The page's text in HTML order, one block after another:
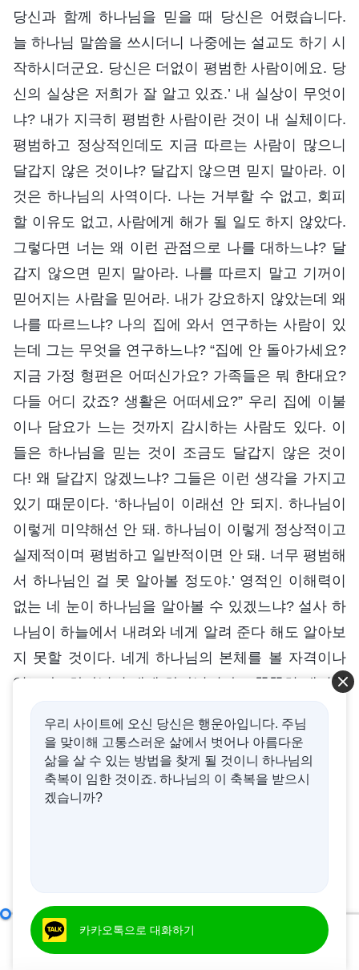
당신과 함께 하나님을 믿을 때 당신은 어렸습니다.
늘 하나님 말씀을 쓰시더니 나중에는 설교도 하기 시
작하시더군요. 당신은 더없이 평범한 사람이에요. 당
신의 실상은 저희가 잘 알고 있죠.’ 내 실상이 무엇이
냐? 내가 지극히 평범한 사람이란 것이 내 실체이다.
평범하고 정상적인데도 지금 따르는 사람이 많으니
달갑지 않은 것이냐? 달갑지 않으면 믿지 말아라. 이
것은 하나님의 사역이다. 나는 거부할 수 없고, 회피
할 이유도 없고, 사람에게 해가 될 일도 하지 않았다.
그렇다면 너는 왜 이런 관점으로 나를 대하느냐? 달
갑지 않으면 믿지 말아라. 나를 따르지 말고 기꺼이
믿어지는 사람을 믿어라. 내가 강요하지 않았는데 왜
나를 따르느냐? 나의 집에 와서 연구하는 사람이 있
는데 그는 무엇을 연구하느냐? “집에 안 돌아가세요?
지금 가정 형편은 어떠신가요? 가족들은 뭐 한대요?
다들 어디 갔죠? 생활은 어떠세요?” 우리 집에 이불
이나 담요가 느는 것까지 감시하는 사람도 있다. 이
들은 하나님을 믿는 것이 조금도 달갑지 않은 것이
다! 왜 달갑지 않겠느냐? 그들은 이런 생각을 가지고
있기 때문이다. ‘하나님이 이래선 안 되지. 하나님이
이렇게 미약해선 안 돼. 하나님이 이렇게 정상적이고
실제적이며 평범하고 일반적이면 안 돼. 너무 평범해
서 하나님인 걸 못 알아볼 정도야.’ 영적인 이해력이
없는 네 눈이 하나님을 알아볼 수 있겠느냐? 설사 하
나님이 하늘에서 내려와 네게 알려 준다 해도 알아보
지 못할 것이다. 네게 하나님의 본체를 볼 자격이나
있느냐? 하나님이 네게 하나님이라고 똑똑히 얘기해
런 자들은 어떤 사람이냐? 본성은 어떠하냐? (사악합
니다.) 정말이지 이런 자들이 내 ‘식견’을 넓혀 준다.
하나님의 사역을 담당하고 나서부터 나는 지금의
은 왜 매일 나를 연구하느냐? 왜 나의 신분을 인정하
는 것이 달갑지 않으냐? 내가 아주 평범하고 정상적
우리 사이트에 오신 당신은 행운아입니다. 주님
을 맞이해 고통스러운 삶에서 벗어나 아름다운
삶을 살 수 있는 방법을 찾게 될 것이니 하나님의
축복이 임한 것이죠. 하나님의 이 축복을 받으시
겠습니까?
카카오톡으로 대화하기